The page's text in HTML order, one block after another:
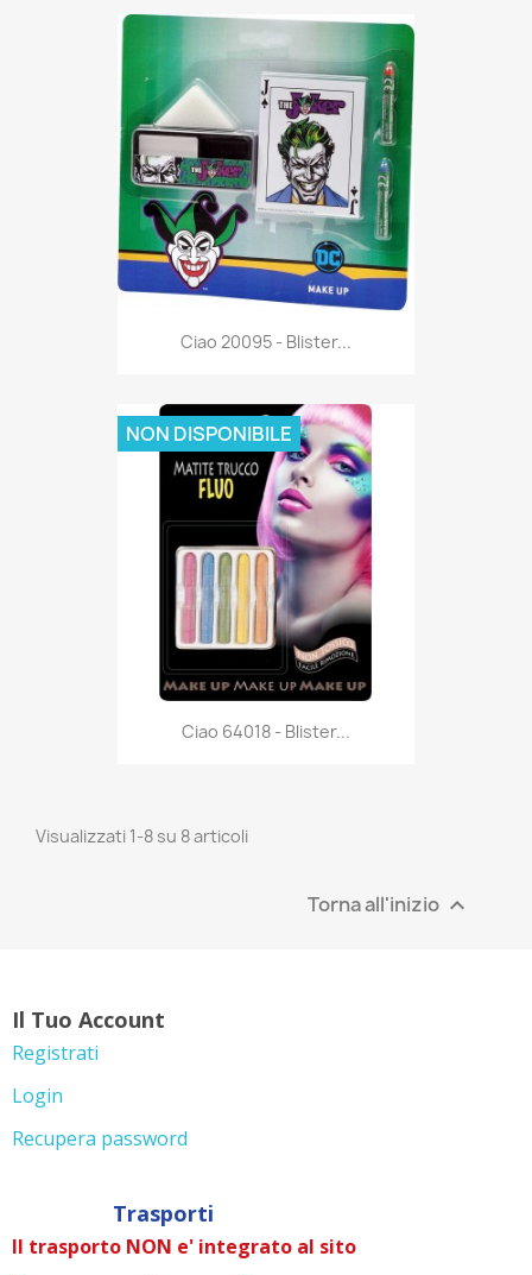
Anteprima
Ciao 20095 - Blister...
Anteprima
Ciao 64018 - Blister...
NON DISPONIBILE
Visualizzati 1-8 su 8 articoli
Torna all'inizio 
Il Tuo Account
Registrati
Login
Recupera password
Trasporti
Il trasporto NON e' integrato al sito